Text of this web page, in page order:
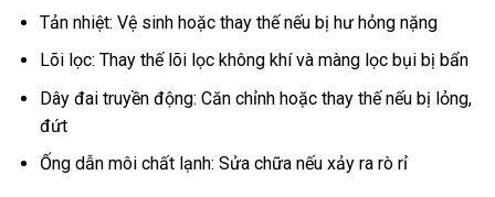
Tản nhiệt: Vệ sinh hoặc thay thế nếu bị hư hỏng nặng
Lõi lọc: Thay thế lõi lọc không khí và màng lọc bụi bị bẩn
Dây đai truyền động: Căn chỉnh hoặc thay thế nếu bị lỏng,
đứt
Ống dẫn môi chất lạnh: Sửa chữa nếu xảy ra rò rỉ